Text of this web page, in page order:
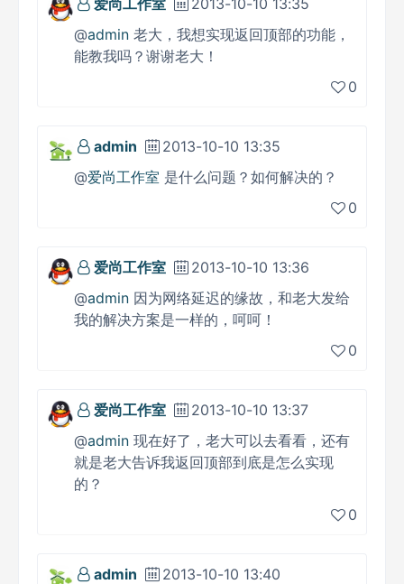
爱尚工作室
2013-10-10 13:35
@admin 老大，我想实现返回顶部的功能，
能教我吗？谢谢老大！
0
admin
2013-10-10 13:35
@爱尚工作室 是什么问题？如何解决的？
0
爱尚工作室
2013-10-10 13:36
@admin 因为网络延迟的缘故，和老大发给
我的解决方案是一样的，呵呵！
0
爱尚工作室
2013-10-10 13:37
@admin 现在好了，老大可以去看看，还有
就是老大告诉我返回顶部到底是怎么实现
的？
0
admin
2013-10-10 13:40